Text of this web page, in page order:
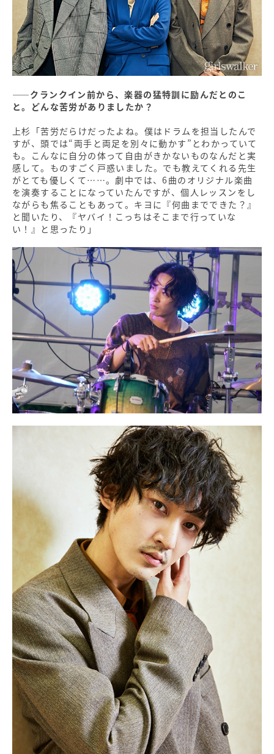
――クランクイン前から、楽器の猛特訓に励んだとのこ
と。どんな苦労がありましたか？
上杉「苦労だらけだったよね。僕はドラムを担当したんで
すが、頭では“両手と両足を別々に動かす”とわかっていて
も。こんなに自分の体って自由がきかないものなんだと実
感して。ものすごく戸惑いました。でも教えてくれる先生
がとても優しくて……。劇中では、6曲のオリジナル楽曲
を演奏することになっていたんですが、個人レッスンをし
ながらも焦ることもあって。キヨに『何曲までできた？』
と聞いたり、『ヤバイ！こっちはそこまで行っていな
い！』と思ったり」